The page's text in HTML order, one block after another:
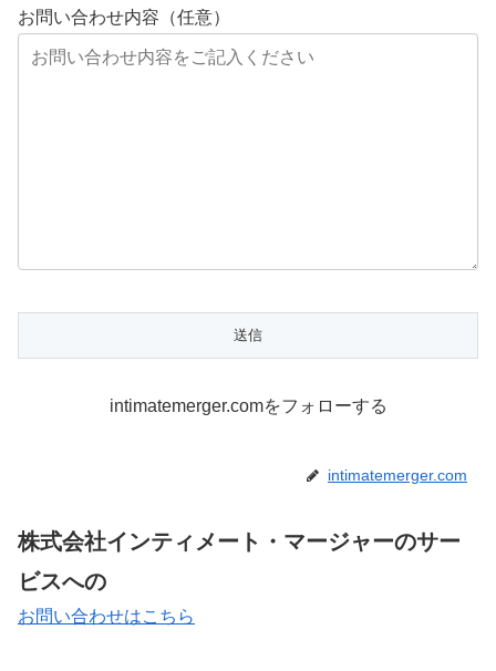
お問い合わせ内容（任意）
intimatemerger.comをフォローする
intimatemerger.com
株式会社インティメート・マージャーのサー
ビスへの
お問い合わせはこちら